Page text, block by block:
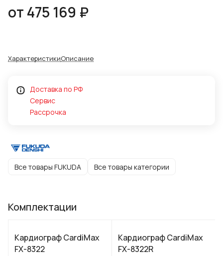
от 475 169 ₽
ХарактеристикиОписание
Доставка по РФ
Сервис
Рассрочка
Все товары FUKUDA Все товары категории
Комплектации
Кардиограф CardiMax
FX-8322
Кардиограф CardiMax
FX-8322R